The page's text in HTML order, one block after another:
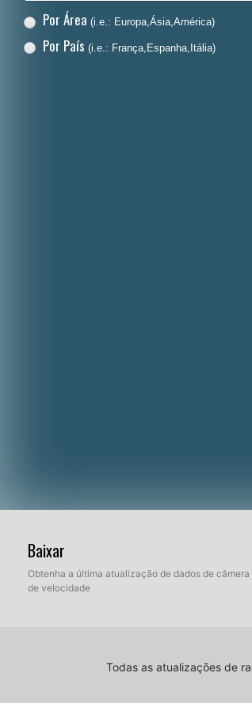
Por Área (i.e.: Europa,Ásia,América)
Por País (i.e.: França,Espanha,Itália)
Baixar
Obtenha a última atualização de dados de câmera
de velocidade
Todas as atualizações de